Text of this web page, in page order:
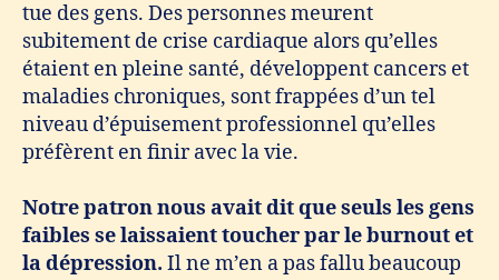
tue des gens. Des personnes meurent
subitement de crise cardiaque alors qu’elles
étaient en pleine santé, développent cancers et
maladies chroniques, sont frappées d’un tel
niveau d’épuisement professionnel qu’elles
préfèrent en finir avec la vie.
Notre patron nous avait dit que seuls les gens
faibles se laissaient toucher par le burnout et
la dépression. Il ne m’en a pas fallu beaucoup